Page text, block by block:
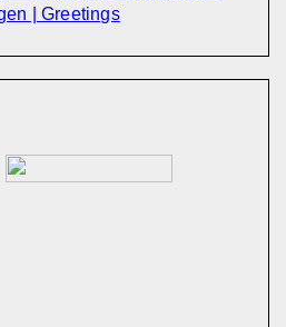
| Greetings